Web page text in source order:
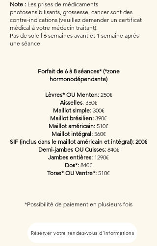
Note : Les prises de médicaments
photosensibilisants, grossesse, cancer sont des
contre-indications (veuillez demander un certificat
médical à votre médecin traitant).
Pas de soleil 6 semaines avant et 1 semaine après
une séance.
Forfait de 6 à 8 séances* (*zone
hormonodépendante)
Lèvres* OU Menton:250€
Aisselles: 350€
Maillot simple: 300€
Maillot brésilien: 390€
Maillot américain: 510€
Maillot intégral:560€
SIF (inclus dans le maillot américain et intégral): 200€
Demi-jambes OU Cuisses:840€
Jambes entières: 1290€
Dos*: 840€
Torse* OU Ventre*: 510€
*Possibilité de paiement en plusieurs fois​​
Réserver votre rendez-vous d'informations